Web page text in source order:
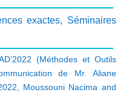
exactes, Séminaires
(Méthodes et Outils
de Mr. Aliane
Moussouni Nacima and